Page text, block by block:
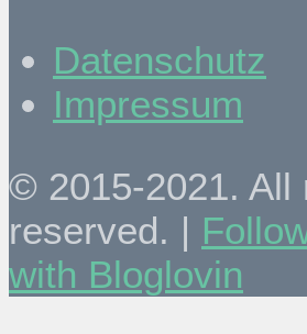
Datenschutz
Impressum
© 2015-2021. All
reserved. |
with Bloglovin